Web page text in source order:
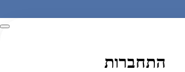
התחברות